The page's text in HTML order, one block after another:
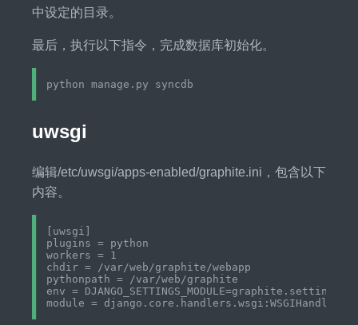
中设定的目录。
最后，执行以下指令，完成数据库初始化。
uwsgi
编辑/etc/uwsgi/apps-enabled/graphite.ini，包含以下
内容。
[uwsgi]
plugins = python
workers = 1
chdir = /var/web/graphite/webapp
pythonpath = /var/web/graphite
env = DJANGO_SETTINGS_MODULE=graphite.settings